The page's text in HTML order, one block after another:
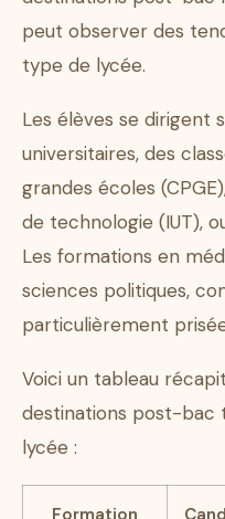
peut observer des
type de lycée.
Les élèves se dirigent
universitaires, des
grandes écoles
de technologie (IUT),
Les formations en
sciences politiques,
particulièrement
Voici un tableau
destinations post-bac
lycée :